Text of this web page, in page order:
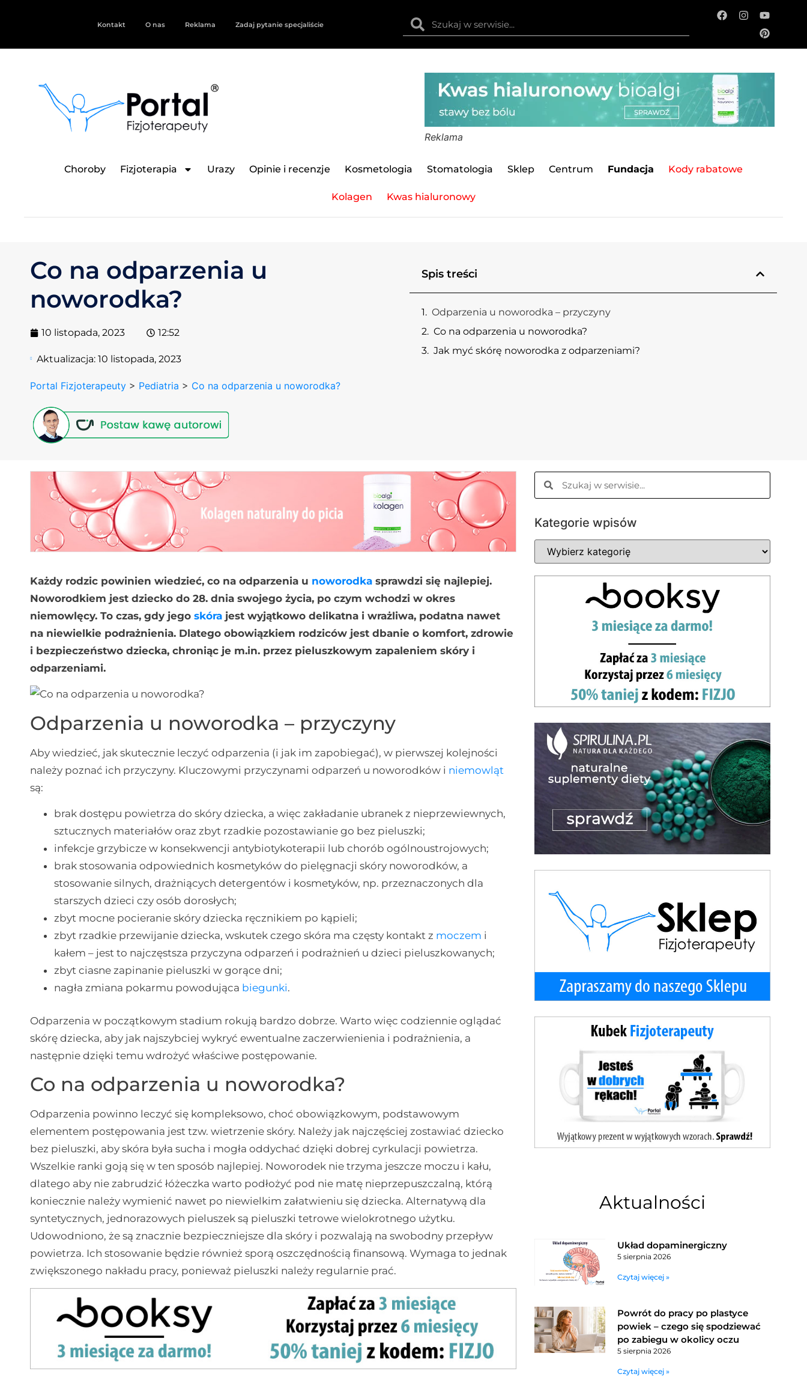
Kontakt O nas Reklama Zadaj pytanie specjaliście
Reklama
Choroby Fizjoterapia Urazy Opinie i recenzje Kosmetologia Stomatologia Sklep Centrum Fundacja Kody rabatowe
Kolagen Kwas hialuronowy
Co na odparzenia u
noworodka?
10 listopada, 2023 12:52
Aktualizacja:10 listopada, 2023
Portal Fizjoterapeuty > Pediatria > Co na odparzenia u noworodka?
Spis treści
Odparzenia u noworodka – przyczyny
Co na odparzenia u noworodka?
Jak myć skórę noworodka z odparzeniami?
Każdy rodzic powinien wiedzieć, co na odparzenia u noworodka sprawdzi się najlepiej.
Noworodkiem jest dziecko do 28. dnia swojego życia, po czym wchodzi w okres
niemowlęcy. To czas, gdy jegoskóra jest wyjątkowo delikatna i wrażliwa, podatna nawet
na niewielkie podrażnienia. Dlatego obowiązkiem rodziców jest dbanie o komfort, zdrowie
i bezpieczeństwo dziecka, chroniąc je m.in. przez pieluszkowym zapaleniem skóry i
odparzeniami.
Odparzenia u noworodka – przyczyny
Aby wiedzieć, jak skutecznie leczyć odparzenia (i jak im zapobiegać), w pierwszej kolejności
należy poznać ich przyczyny. Kluczowymi przyczynami odparzeń u noworodków i niemowląt
są:
brak dostępu powietrza do skóry dziecka, a więc zakładanie ubranek z nieprzewiewnych,
sztucznych materiałów oraz zbyt rzadkie pozostawianie go bez pieluszki;
infekcje grzybicze w konsekwencji antybiotykoterapii lub chorób ogólnoustrojowych;
brak stosowania odpowiednich kosmetyków do pielęgnacji skóry noworodków, a
stosowanie silnych, drażniących detergentów i kosmetyków, np. przeznaczonych dla
starszych dzieci czy osób dorosłych;
zbyt mocne pocieranie skóry dziecka ręcznikiem po kąpieli;
zbyt rzadkie przewijanie dziecka, wskutek czego skóra ma częsty kontakt z moczem i
kałem – jest to najczęstsza przyczyna odparzeń i podrażnień u dzieci pieluszkowanych;
zbyt ciasne zapinanie pieluszki w gorące dni;
nagła zmiana pokarmu powodująca biegunki.
Odparzenia w początkowym stadium rokują bardzo dobrze. Warto więc codziennie oglądać
skórę dziecka, aby jak najszybciej wykryć ewentualne zaczerwienienia i podrażnienia, a
następnie dzięki temu wdrożyć właściwe postępowanie.
Co na odparzenia u noworodka?
Odparzenia powinno leczyć się kompleksowo, choć obowiązkowym, podstawowym
elementem postępowania jest tzw. wietrzenie skóry. Należy jak najczęściej zostawiać dziecko
bez pieluszki, aby skóra była sucha i mogła oddychać dzięki dobrej cyrkulacji powietrza.
Wszelkie ranki goją się w ten sposób najlepiej. Noworodek nie trzyma jeszcze moczu i kału,
dlatego aby nie zabrudzić łóżeczka warto podłożyć pod nie matę nieprzepuszczalną, którą
koniecznie należy wymienić nawet po niewielkim załatwieniu się dziecka. Alternatywą dla
syntetycznych, jednorazowych pieluszek są pieluszki tetrowe wielokrotnego użytku.
Udowodniono, że są znacznie bezpieczniejsze dla skóry i pozwalają na swobodny przepływ
powietrza. Ich stosowanie będzie również sporą oszczędnością finansową. Wymaga to jednak
zwiększonego nakładu pracy, ponieważ pieluszki należy regularnie prać.
Kategorie wpisów
Aktualności
Układ dopaminergiczny
5 sierpnia 2026
Czytaj więcej »
Powrót do pracy po plastyce
powiek – czego się spodziewać
po zabiegu w okolicy oczu
5 sierpnia 2026
Czytaj więcej »